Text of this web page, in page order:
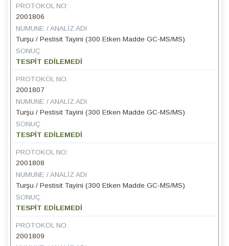
PROTOKOL NO:
2001806
NUMUNE / ANALIZ ADI
Turşu / Pestisit Tayini (300 Etken Madde GC-MS/MS)
SONUÇ
TESPİT EDİLEMEDİ
PROTOKOL NO:
2001807
NUMUNE / ANALIZ ADI
Turşu / Pestisit Tayini (300 Etken Madde GC-MS/MS)
SONUÇ
TESPİT EDİLEMEDİ
PROTOKOL NO:
2001808
NUMUNE / ANALIZ ADI
Turşu / Pestisit Tayini (300 Etken Madde GC-MS/MS)
SONUÇ
TESPİT EDİLEMEDİ
PROTOKOL NO:
2001809